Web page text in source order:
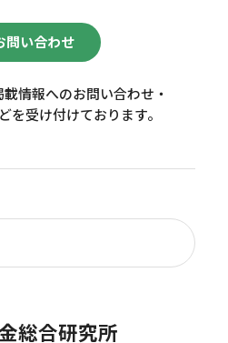
問い合わせ
情報へのお問い合わせ・
を受け付けております。
総合研究所